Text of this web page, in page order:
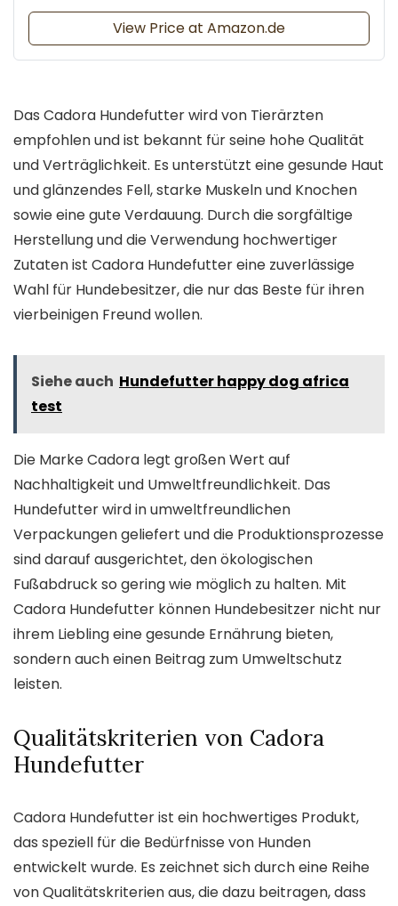
View Price at Amazon.de
Das Cadora Hundefutter wird von Tierärzten
empfohlen und ist bekannt für seine hohe Qualität
und Verträglichkeit. Es unterstützt eine gesunde Haut
und glänzendes Fell, starke Muskeln und Knochen
sowie eine gute Verdauung. Durch die sorgfältige
Herstellung und die Verwendung hochwertiger
Zutaten ist Cadora Hundefutter eine zuverlässige
Wahl für Hundebesitzer, die nur das Beste für ihren
vierbeinigen Freund wollen.
Siehe auch Hundefutter happy dog africa
test
Die Marke Cadora legt großen Wert auf
Nachhaltigkeit und Umweltfreundlichkeit. Das
Hundefutter wird in umweltfreundlichen
Verpackungen geliefert und die Produktionsprozesse
sind darauf ausgerichtet, den ökologischen
Fußabdruck so gering wie möglich zu halten. Mit
Cadora Hundefutter können Hundebesitzer nicht nur
ihrem Liebling eine gesunde Ernährung bieten,
sondern auch einen Beitrag zum Umweltschutz
leisten.
Qualitätskriterien von Cadora
Hundefutter
Cadora Hundefutter ist ein hochwertiges Produkt,
das speziell für die Bedürfnisse von Hunden
entwickelt wurde. Es zeichnet sich durch eine Reihe
von Qualitätskriterien aus, die dazu beitragen, dass